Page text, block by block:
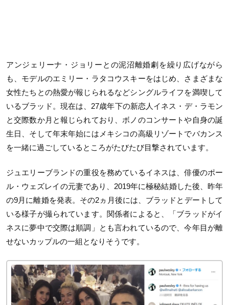
アンジェリーナ・ジョリーとの泥沼離婚劇を繰り広げながら
も、モデルのエミリー・ラタコウスキーをはじめ、さまざまな
女性たちとの熱愛が報じられるなどシングルライフを満喫して
いるブラッド。現在は、27歳年下の新恋人イネス・デ・ラモン
と交際数か月と報じられており、ボノのコンサートや自身の誕
生日、そして年末年始にはメキシコの高級リゾートでバカンス
を一緒に過ごしているところがたびたび目撃されています。
ジュエリーブランドの重役を務めているイネスは、俳優のポー
ル・ウェズレイの元妻であり、2019年に極秘結婚した後、昨年
の9月に離婚を発表。その2ヵ月後には、ブラッドとデートして
いる様子が撮られています。関係者によると、「ブラッドがイ
ネスに夢中で交際は順調」とも言われているので、今年目が離
せないカップルの一組となりそうです。